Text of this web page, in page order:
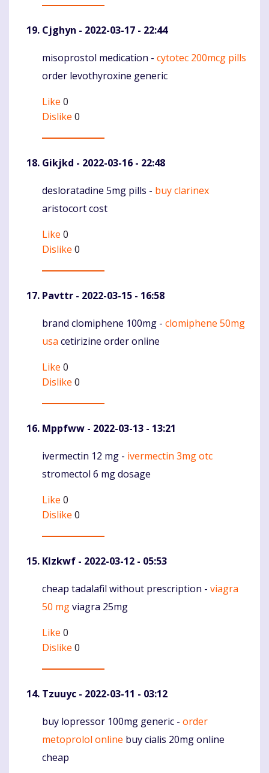
Cjghyn - 2022-03-17 - 22:44
Komentaras
misoprostol medication - cytotec 200mcg pills
order levothyroxine generic
Like 0
Dislike 0
Gikjkd - 2022-03-16 - 22:48
Komentaras
desloratadine 5mg pills - buy clarinex
aristocort cost
Like 0
Dislike 0
Pavttr - 2022-03-15 - 16:58
Komentaras
brand clomiphene 100mg - clomiphene 50mg
usa cetirizine order online
Like 0
Dislike 0
Mppfww - 2022-03-13 - 13:21
Komentaras
ivermectin 12 mg - ivermectin 3mg otc
stromectol 6 mg dosage
Like 0
Dislike 0
Klzkwf - 2022-03-12 - 05:53
Komentaras
cheap tadalafil without prescription - viagra
50 mgviagra 25mg
Like 0
Dislike 0
Tzuuyc - 2022-03-11 - 03:12
Komentaras
buy lopressor 100mg generic - order
metoprolol online buy cialis 20mg online
cheap